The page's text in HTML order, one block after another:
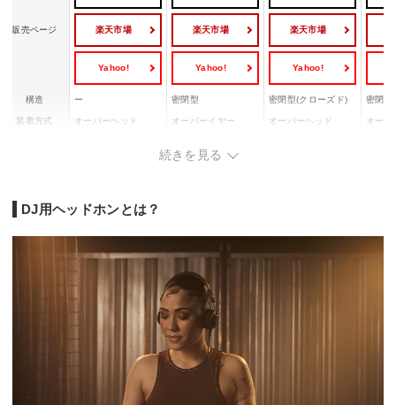
販売ページ 楽天市場
Yahoo!
楽天市場
Yahoo!
楽天市場
Yahoo!
構造 ー 密閉型 密閉型(クローズド) 密閉型
装着方式 オーバーヘッド オーバーイヤー オーバーヘッド オーバ
20Hz～40kHz
プラグ形状
グ
続きを見る
DJ用ヘッドホンとは？